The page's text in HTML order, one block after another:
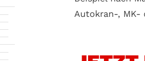
Autokran-, MK-